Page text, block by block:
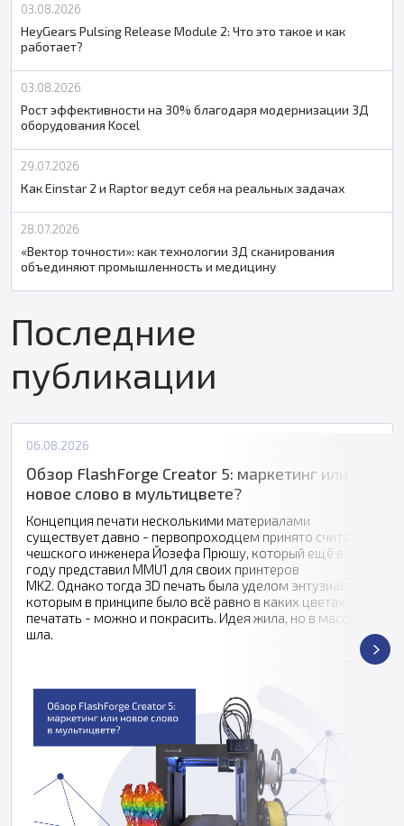
03.08.2026
HeyGears Pulsing Release Module 2: Что это такое и как
работает?
03.08.2026
Рост эффективности на 30% благодаря модернизации 3Д
оборудования Kocel
29.07.2026
Как Einstar 2 и Raptor ведут себя на реальных задачах
28.07.2026
«Вектор точности»: как технологии 3Д сканирования
объединяют промышленность и медицину
Последние
публикации
06.08.2026
Обзор FlashForge Creator 5: маркетинг или
новое слово в мультицвете?
Концепция печати несколькими материалами
существует давно - первопроходцем принято считать
чешского инженера Йозефа Прюшу, который ещё в 2016
году представил MMU1 для своих принтеров
MK2. Однако тогда 3D печать была уделом энтузиастов,
которым в принципе было всё равно в каких цветах
печатать - можно и покрасить. Идея жила, но в массы не
шла.